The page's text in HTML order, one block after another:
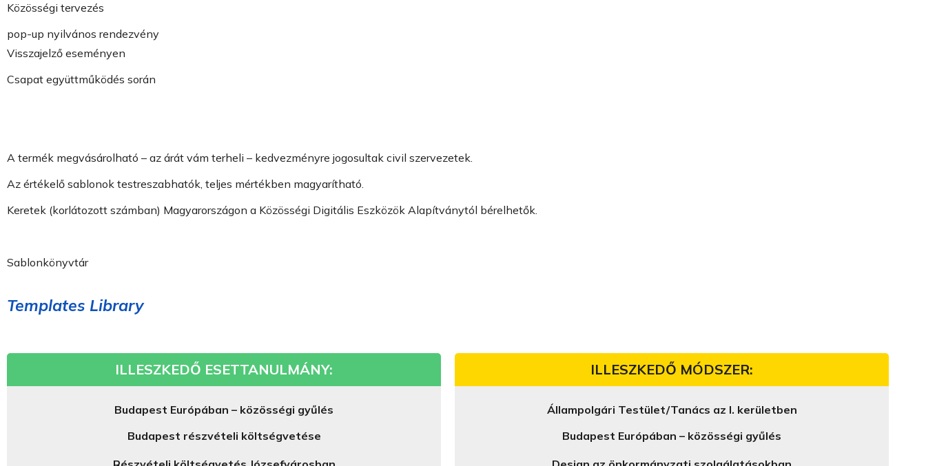
Közösségi tervezés
pop-up nyilvános rendezvény
Visszajelző eseményen
Csapat együttműködés során
A termék megvásárolható – az árát vám terheli – kedvezményre jogosultak civil szervezetek.
Az értékelő sablonok testreszabhatók, teljes mértékben magyarítható.
Keretek (korlátozott számban) Magyarországon a Közösségi Digitális Eszközök Alapítványtól bérelhetők.
Sablonkönyvtár
Templates Library
ILLESZKEDŐ ESETTANULMÁNY:
Budapest Európában – közösségi gyűlés
Budapest részvételi költségvetése
ILLESZKEDŐ MÓDSZER:
Állampolgári Testület/Tanács az I. kerületben
Budapest Európában – közösségi gyűlés